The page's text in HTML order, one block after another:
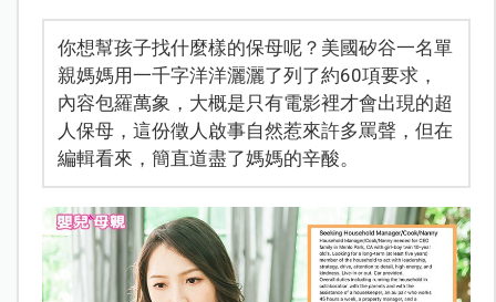
你想幫孩子找什麼樣的保母呢？美國矽谷一名單
親媽媽用一千字洋洋灑灑了列了約60項要求，
內容包羅萬象，大概是只有電影裡才會出現的超
人保母，這份徵人啟事自然惹來許多罵聲，但在
編輯看來，簡直道盡了媽媽的辛酸。